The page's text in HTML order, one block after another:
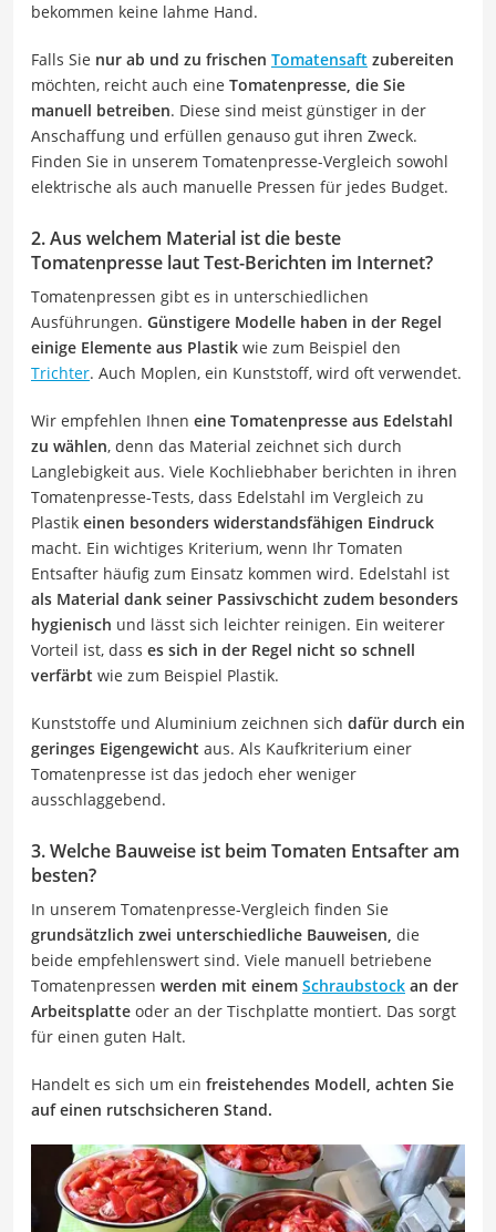
bekommen keine lahme Hand.
Falls Sie nur ab und zu frischen Tomatensaft zubereiten
möchten, reicht auch eine Tomatenpresse, die Sie
manuell betreiben. Diese sind meist günstiger in der
Anschaffung und erfüllen genauso gut ihren Zweck.
Finden Sie in unserem Tomatenpresse-Vergleich sowohl
elektrische als auch manuelle Pressen für jedes Budget.
2. Aus welchem Material ist die beste
Tomatenpresse laut Test-Berichten im Internet?
Tomatenpressen gibt es in unterschiedlichen
Ausführungen. Günstigere Modelle haben in der Regel
einige Elemente aus Plastik wie zum Beispiel den
Trichter. Auch Moplen, ein Kunststoff, wird oft verwendet.
Wir empfehlen Ihnen eine Tomatenpresse aus Edelstahl
zu wählen, denn das Material zeichnet sich durch
Langlebigkeit aus. Viele Kochliebhaber berichten in ihren
Tomatenpresse-Tests, dass Edelstahl im Vergleich zu
Plastik einen besonders widerstandsfähigen Eindruck
macht. Ein wichtiges Kriterium, wenn Ihr Tomaten
Entsafter häufig zum Einsatz kommen wird. Edelstahl ist
als Material dank seiner Passivschicht zudem besonders
hygienisch und lässt sich leichter reinigen. Ein weiterer
Vorteil ist, dass es sich in der Regel nicht so schnell
verfärbt wie zum Beispiel Plastik.
Kunststoffe und Aluminium zeichnen sich dafür durch ein
geringes Eigengewicht aus. Als Kaufkriterium einer
Tomatenpresse ist das jedoch eher weniger
ausschlaggebend.
3. Welche Bauweise ist beim Tomaten Entsafter am
besten?
In unserem Tomatenpresse-Vergleich finden Sie
grundsätzlich zwei unterschiedliche Bauweisen, die
beide empfehlenswert sind. Viele manuell betriebene
Tomatenpressen werden mit einem Schraubstock an der
Arbeitsplatte oder an der Tischplatte montiert. Das sorgt
für einen guten Halt.
Handelt es sich um ein freistehendes Modell, achten Sie
auf einen rutschsicheren Stand.